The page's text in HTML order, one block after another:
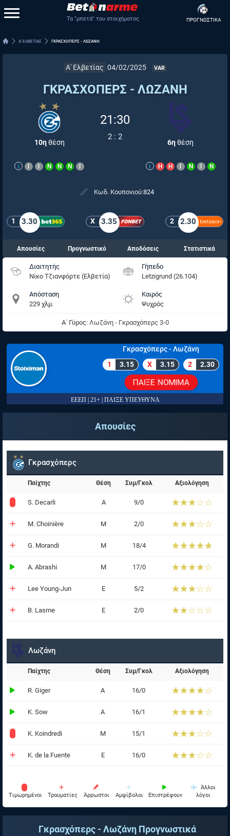
Τα "μπετά" του στοιχήματος ΠΡΟΓΝΩΣΤΙΚΑ
Α' ΕΛΒΕΤΙΑΣ ΓΚΡΑΣΧΟΠΕΡΣ - ΛΩΖΑΝΗ
Α' Ελβετίας 04/02/2025 VAR
ΓΚΡΑΣΧΟΠΕΡΣ - ΛΩΖΑΝΗ
10ηθέση
i Ι Ι Ν Ν Ν Ι
21:30
2: 2
6ηθέση
i Η Η Ι Ν Ι Ν
Κωδ. Κουπονιού:824
1 3.30 X 3.35 2 2.30
Απουσίες Προγνωστικό Αποδόσεις Στατιστικά
Διαιτητής
Νίκο Τζιανφόρτε (Ελβετία)
Γήπεδο
Letzigrund (26.104)
Απόσταση
229 χλμ.
Καιρός
Ψυχρός
Α΄ Γύρος: Λωζάνη - Γκρασχόπερς 3-0
Γκρασχόπερς - Λωζάνη
1
3.15 X 3.15 2 2.30
ΠΑΙΞΕ ΝΟΜΙΜΑ
ΕΕΕΠ | 21+ | ΠΑΙΞΕ ΥΠΕΥΘΥΝΑ
Απουσίες
Γκρασχόπερς
Παίχτης Θέση Συμ/Γκολ Αξιολόγηση
S. Decarli Α 9/0 ☆☆☆☆☆
★★★★★
M. Choinière Μ 2/0 ☆☆☆☆☆
★★★★★
G. Morandi Μ 18/4 ☆☆☆☆☆
★★★★★
A. Abrashi Μ 17/0 ☆☆☆☆☆
★★★★★
Lee Young-Jun Ε 5/2 ☆☆☆☆☆
★★★★★
B. Lasme Ε 2/0 ☆☆☆☆☆
★★★★★
Λωζάνη
Παίχτης Θέση Συμ/Γκολ Αξιολόγηση
R. Giger Α 16/0 ☆☆☆☆☆
★★★★★
K. Sow Α 16/1 ☆☆☆☆☆
★★★★★
K. Koindredi Μ 15/1 ☆☆☆☆☆
★★★★★
K. de la Fuente Ε 16/0 ☆☆☆☆☆
★★★★★
Tιμωρημένοι Τραυματίες Άρρωστοι Αμφίβολοι Επιστρέφουν
Άλλοι
λόγοι
Γκρασχόπερς - Λωζάνη Προγνωστικά